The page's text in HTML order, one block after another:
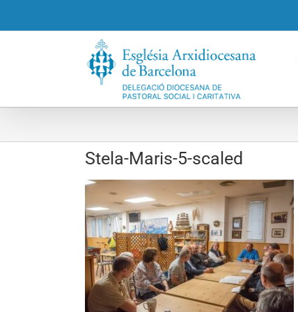
Stela-Maris-5-scaled